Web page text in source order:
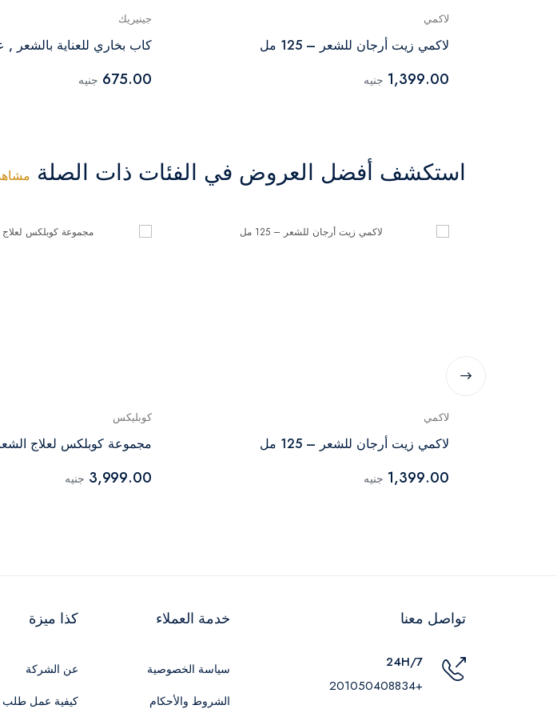
لاكمي
لاكمي زيت أرجان للشعر – 125 مل
1,399.00 جنيه
جينيريك
كاب بخاري للعناية بالشعر ,
675.00 جنيه
استكشف أفضل العروض في الفئات ذات الصلة
لاكمي
لاكمي زيت أرجان للشعر – 125 مل
1,399.00 جنيه
كوبليكس
مجموعة كوبلكس لعلاج الشعر –
3,999.00 جنيه
تواصل معنا
24H/7
+201050408834
خدمة العملاء
سياسة الخصوصية
الشروط والأحكام
كذا ميزة
عن الشركة
كيفية عمل طلب